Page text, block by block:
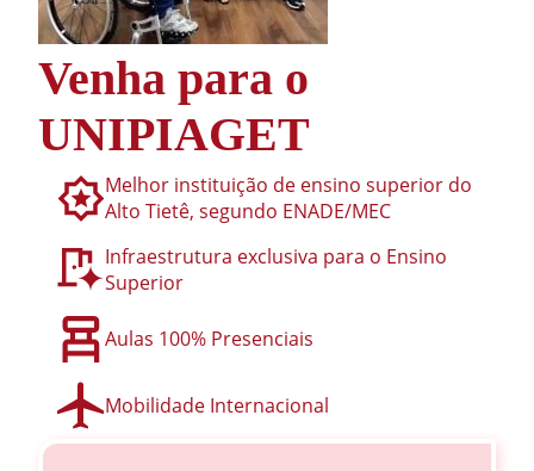
Venha para o
UNIPIAGET
Melhor instituição de ensino superior do
Alto Tietê, segundo ENADE/MEC
Infraestrutura exclusiva para o Ensino
Superior
Aulas 100% Presenciais
Mobilidade Internacional